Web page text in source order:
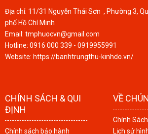
Địa chỉ: 11/31 Nguyễn Thái Sơn , Phường 3,
phố Hồ Chí Minh
Email: tmphuocvn@gmail.com
Hotline: 0916 000 339 - 0919955991
Website: https://banhtrungthu-kinhdo.vn/
CHÍNH SÁCH & QUI
ĐỊNH
Chính sách bảo hành
VỀ
Chính
Lịch sử